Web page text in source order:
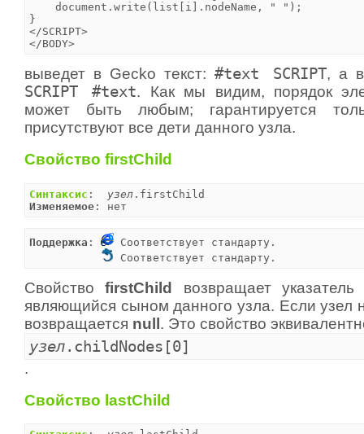
    document.write(list[i].nodeName, " ");
}
</SCRIPT>
</BODY>
выведет в Gecko текст:#text SCRIPT, а в
SCRIPT #text. Как мы видим, порядок
может быть любым; гарантируется
присутствуют все дети данного узла.
Свойство firstChild
Синтаксис : узел
Изменяемое : нет
Поддержка :
Соответствует стандарту.
Соответствует стандарту.
СвойствоfirstChild возвращает
являющийся сыном данного узла. Если узел
возвращается null. Это свойство
узел.childNodes[0]
.
Свойство lastChild